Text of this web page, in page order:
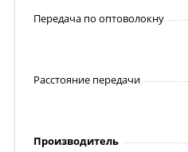
Передача по оптоволокну
Расстояние передачи
Производитель